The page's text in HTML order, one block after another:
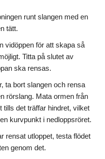
runt slangen med en
tätt.
vidöppen för att skapa så
Titta på slutet av
ska rensas.
ta bort slangen och rensa
rörslang. Mata ormen från
tills det träffar hindret, vilket
kurvpunkt i nedloppsröret.
rensat utloppet, testa flödet
genom det.